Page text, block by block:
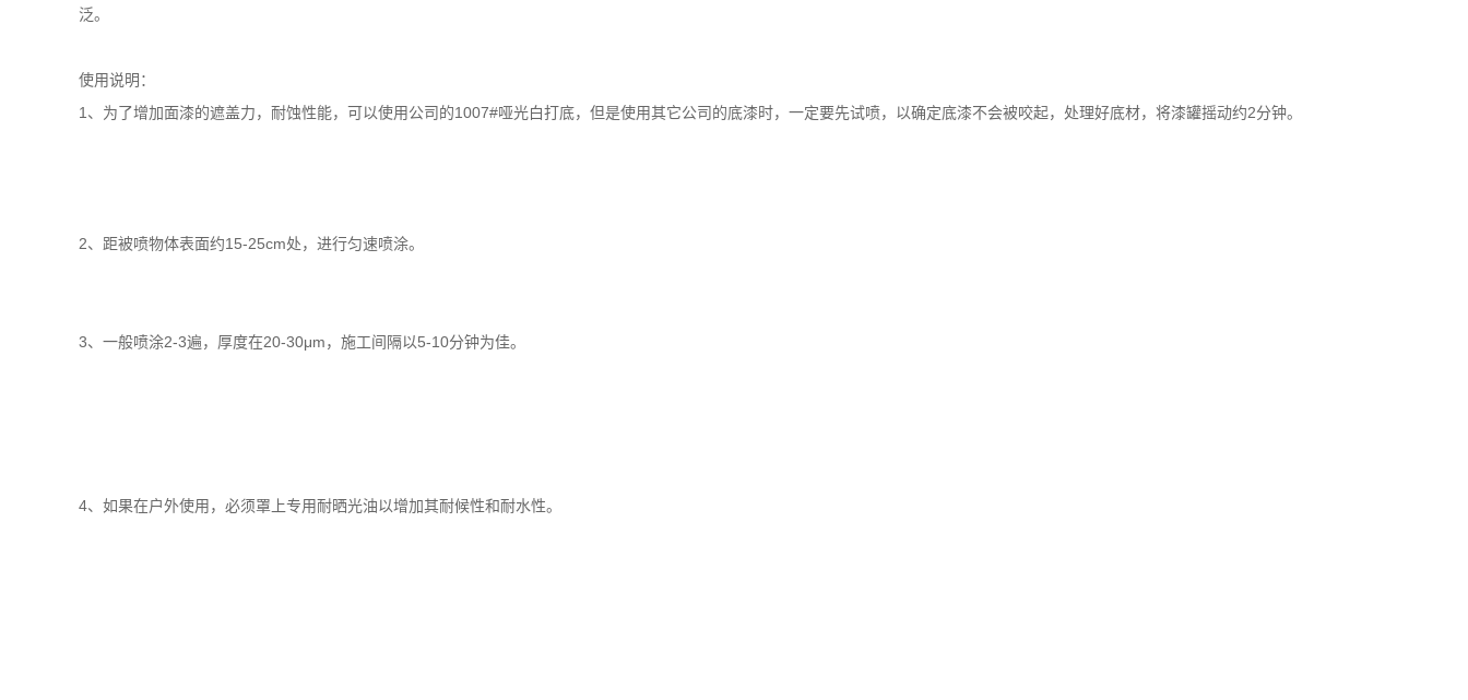
泛。
使用说明：
1、为了增加面漆的遮盖力，耐蚀性能，可以使用公司的1007#哑光白打底，但是使用其它公司的底漆时，一定要先试喷，以确定底漆不会被咬起，处理好底材，将漆罐摇动约2分钟。
2、距被喷物体表面约15-25cm处，进行匀速喷涂。
3、一般喷涂2-3遍，厚度在20-30μm，施工间隔以5-10分钟为佳。
4、如果在户外使用，必须罩上专用耐晒光油以增加其耐候性和耐水性。